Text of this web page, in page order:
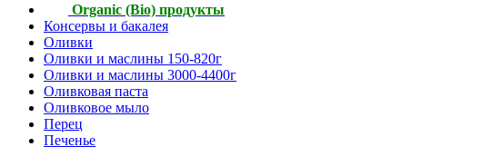
Organic (Bio) продукты
Консервы и бакалея
Оливки
Оливки и маслины 150-820г
Оливки и маслины 3000-4400г
Оливковая паста
Оливковое мыло
Перец
Печенье